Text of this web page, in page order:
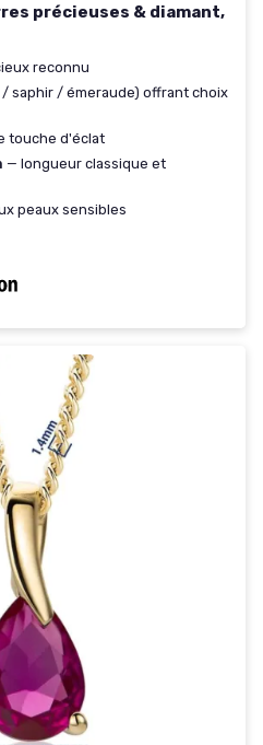
précieuses & diamant,
reconnu
/ saphir / émeraude) offrant choix
touche d'éclat
— longueur classique et
peaux sensibles